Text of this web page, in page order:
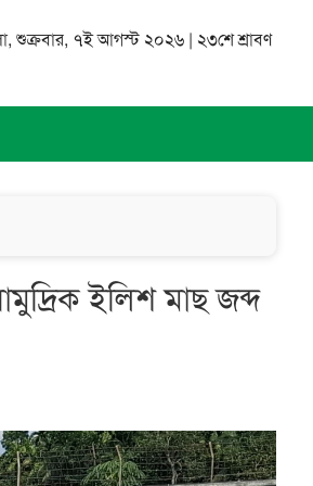
শুক্রবার, ৭ই আগস্ট ২০২৬ | ২৩শে শ্রাবণ
ইলিশ মাছ জব্দ